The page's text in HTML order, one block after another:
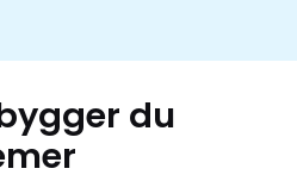
du